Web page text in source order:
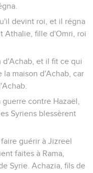
devint roi, et il régna
Athalie, fille d'Omri, roi
d'Achab, et il fit ce qui
la maison d'Achab, car
contre Hazaël,
Syriens blessèrent
guérir à Jizreel
faites à Rama,
Syrie. Achazia, fils de